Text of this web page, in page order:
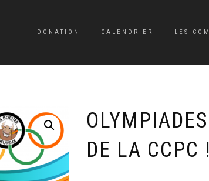
DONATION CALENDRIER LES
DE LA CCPC !